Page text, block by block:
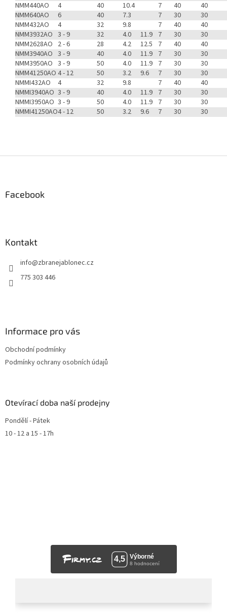
NMM440AO 4 40 10.4 7 40
40
NMM640AO
6 40 7.3 7 30
30
NMM432AO
4 32 9.8 7 40
40
NMM3932AO 3 - 9 32 4.0 11.9 7 30
30
NMM2628AO 2 - 6 28 4.2 12.5 7 40
40
NMM3940AO 3 - 9 40 4.0 11.9 7 30
30
NMM3950AO 3 - 9 50 4.0 11.9 7 30
30
NMM41250AO 4 - 12 50 3.2 9.6 7 30
30
NMMI432AO
4 32 9.8 7 40
40
NMMI3940AO 3 - 9 40 4.0 11.9 7 30
30
NMMI3950AO 3 - 9 50 4.0 11.9 7 30
30
NMMI41250AO4 - 12 50 3.2 9.6 7 30 30
Facebook
Kontakt
info@zbranejablonec.cz
775 303 446
Informace pro vás
Obchodní podmínky
Podmínky ochrany osobních údajů
Otevírací doba naší prodejny
Pondělí - Pátek
10 - 12 a 15 - 17h